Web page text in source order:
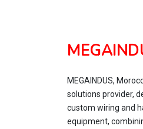
MEGAINDUS,
solutions provider,
custom wiring and
equipment,